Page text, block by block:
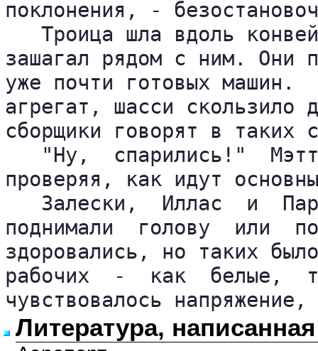
поклонения, -
Троица шла вдоль
зашагал рядом с ним. Они
уже почти готовых
агрегат, шасси
сборщики говорят в таких
"Ну,  спарились!"
проверяя, как идут
Залески,  Иллас  и
поднимали  голову  или
здоровались, но таких
рабочих  -  как  белые,
Литература,